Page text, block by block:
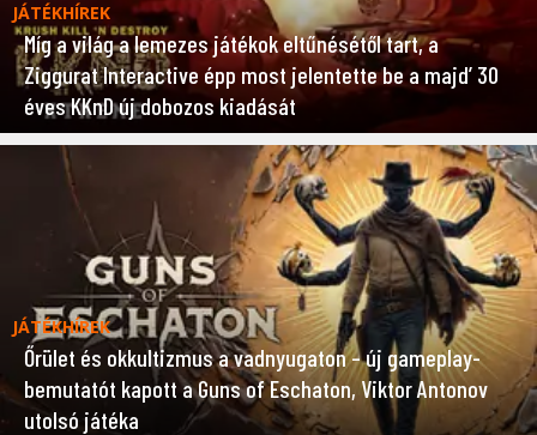
JÁTÉKHÍREK
Míg a világ a lemezes játékok eltűnésétől tart, a
Ziggurat Interactive épp most jelentette be a majd’ 30
éves KKnD új dobozos kiadását
JÁTÉKHÍREK
Őrület és okkultizmus a vadnyugaton – új gameplay-
bemutatót kapott a Guns of Eschaton, Viktor Antonov
utolsó játéka